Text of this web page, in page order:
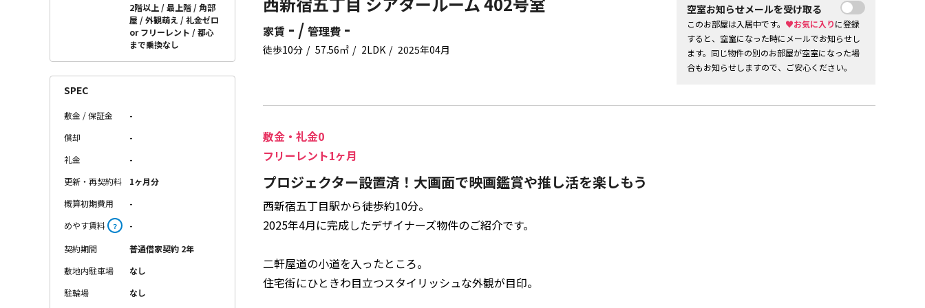
家賃 - / 管理費 -
徒歩10分 57.56㎡ 2LDK 2025年04月
空室お知らせメールを受け取る
このお部屋は入居中です。 ♥お気に入りに登録
すると、空室になった時にメールでお知らせし
ます。同じ物件の別のお部屋が空室になった場
合もお知らせしますので、ご安心ください。
敷金・礼金0
フリーレント1ヶ月
プロジェクター設置済！大画面で映画鑑賞や推し活を楽しもう
西新宿五丁目駅から徒歩約10分。
2025年4月に完成したデザイナーズ物件のご紹介です。
二軒屋道の小道を入ったところ。
住宅街にひときわ目立つスタイリッシュな外観が目印。
2階以上
最上階
角部
屋
外観萌え
礼金ゼロ
or フリーレント
都心
まで乗換なし
SPEC
敷金 / 保証金
-
償却
-
礼金
-
更新・再契約料
1ヶ月分
概算初期費用
-
めやす賃料
？ -
契約期間
普通借家契約 2年
敷地内駐車場
なし
駐輪場
なし